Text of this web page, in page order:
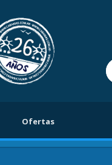
Ofertas